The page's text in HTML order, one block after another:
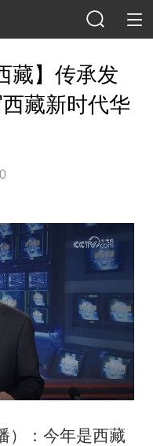
藏】传承发
藏新时代华
）：今年是西藏